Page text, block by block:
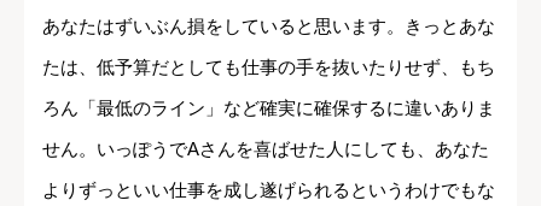
あなたはずいぶん損をしていると思います。きっとあな
たは、低予算だとしても仕事の手を抜いたりせず、もち
ろん「最低のライン」など確実に確保するに違いありま
せん。いっぽうでAさんを喜ばせた人にしても、あなた
よりずっといい仕事を成し遂げられるというわけでもな